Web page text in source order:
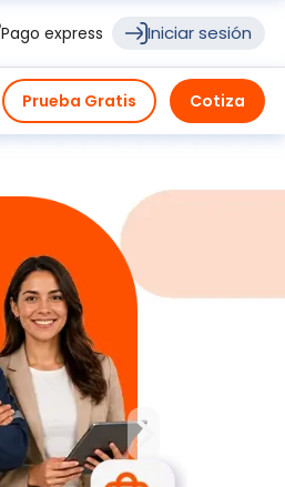
Pago express Iniciar sesión
Prueba Gratis Cotiza